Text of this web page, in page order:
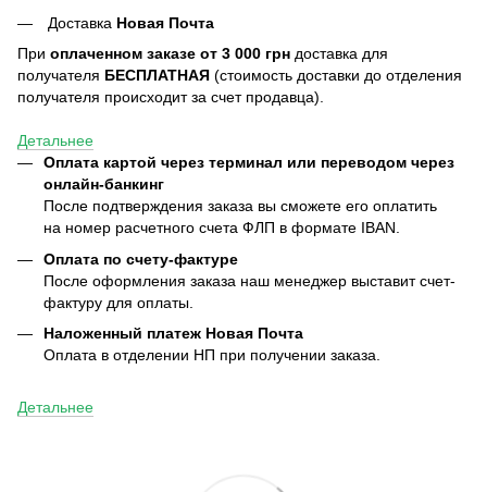
Доставка Новая Почта
При оплаченном заказе от 3 000 грн доставка для
получателя БЕСПЛАТНАЯ (стоимость доставки до отделения
получателя происходит за счет продавца).
Детальнее
Оплата картой через терминал или переводом через
онлайн-банкинг
После подтверждения заказа вы сможете его оплатить
на номер расчетного счета ФЛП в формате IBAN.
Оплата по счету-фактуре
После оформления заказа наш менеджер выставит счет-
фактуру для оплаты.
Наложенный платеж Новая Почта
Оплата в отделении НП при получении заказа.
Детальнее